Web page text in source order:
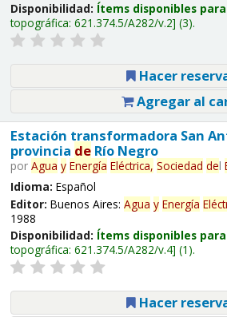
Disponibilidad: Ítems disponibles
topográfica: 621.374.5/A282/v.2 (3).
Hacer
Agregar al
Estación transformadora San
provincia deRío Negro
por Agua y Energía Eléctrica, Sociedad del
Idioma: Español
Editor: Buenos Aires: Agua y Energía
1988
Disponibilidad: Ítems disponibles
topográfica: 621.374.5/A282/v.4 (1).
Hacer